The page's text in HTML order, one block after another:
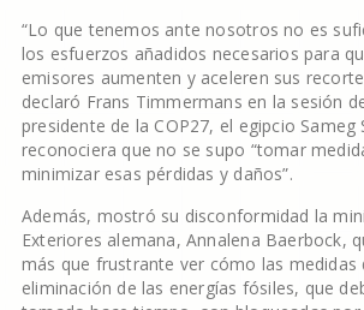
“Lo que tenemos ante nosotros no es
los esfuerzos añadidos necesarios para
emisores aumenten y aceleren sus
declaró Frans Timmermans en la sesión
presidente de la COP27, el egipcio Sameg
reconociera que no se supo “tomar
minimizar esas pérdidas y daños”.
Además, mostró su disconformidad la
Exteriores alemana, Annalena Baerbock,
más que frustrante ver cómo las medidas
eliminación de las energías fósiles, que